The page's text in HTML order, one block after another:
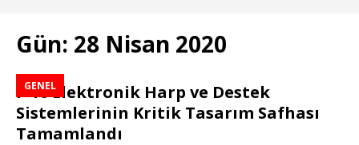
Gün: 28 Nisan 2020
GENEL
F-16 Elektronik Harp ve Destek
Sistemlerinin Kritik Tasarım Safhası
Tamamlandı